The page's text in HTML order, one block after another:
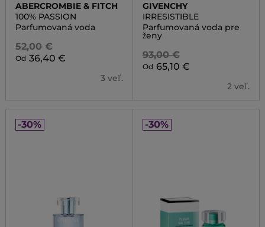
ABERCROMBIE & FITCH
100% PASSION
Parfumovaná voda
52,00 €
Od 36,40 €
3 veľ.
GIVENCHY
IRRESISTIBLE
Parfumovaná voda pre
ženy
93,00 €
Od 65,10 €
2 veľ.
-30% -30%